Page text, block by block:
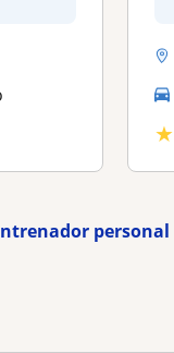
★
personal